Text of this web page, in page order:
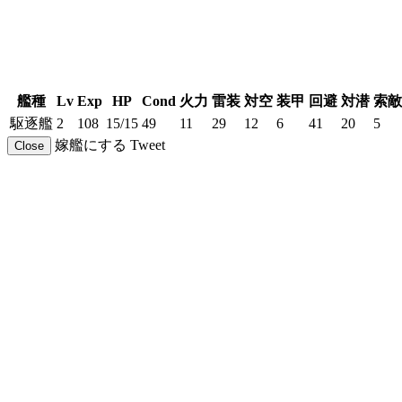
艦種 Lv Exp HP Cond 火力 雷装 対空 装甲 回避 対潜 索敵
駆逐艦 2 108 15/15 49 11 29 12 6 41 20 5
Close 嫁艦にする Tweet